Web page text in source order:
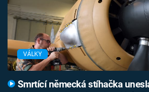
VÁLKY
Smrtící německá stíhačka